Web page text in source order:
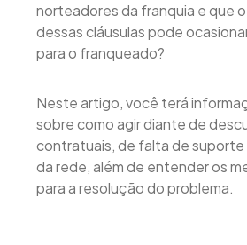
norteadores da franquia e que
dessas cláusulas pode
para o franqueado?
Neste artigo, você terá
sobre como agir diante de
contratuais, de falta de suporte
da rede, além de entender os
para a resolução do problema.